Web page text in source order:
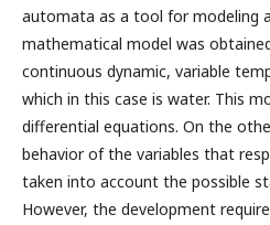
automata as a tool for modeling
mathematical model was
continuous dynamic, variable
which in this case is water. This
differential equations. On the
behavior of the variables that
taken into account the possible
However, the development